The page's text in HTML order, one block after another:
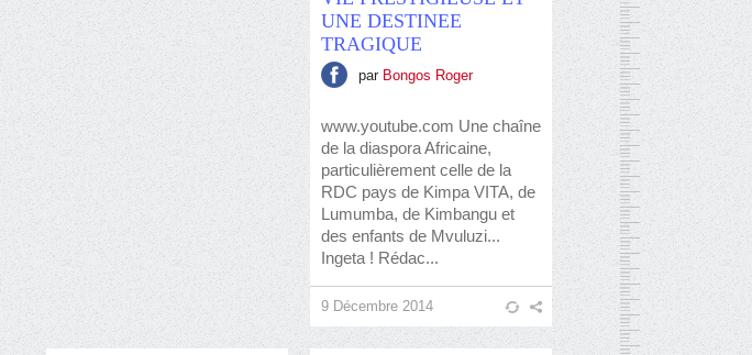
UNE DESTINEE
TRAGIQUE
par Bongos Roger
www.youtube.com Une chaîne
de la diaspora Africaine,
particulièrement celle de la
RDC pays de Kimpa VITA, de
Lumumba, de Kimbangu et
des enfants de Mvuluzi...
Ingeta ! Rédac...
9 Décembre 2014